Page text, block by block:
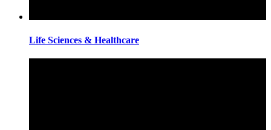
Life Sciences & Healthcare